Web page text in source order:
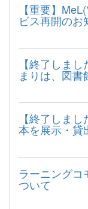
【重要】
ビス再開のお
【終了しま
まりは、図書
【終了しま
本を展示・貸
ラーニングコ
ついて